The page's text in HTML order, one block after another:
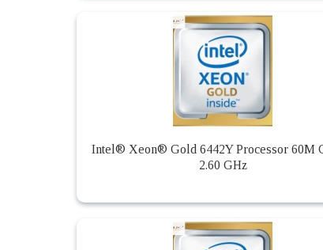
Intel® Xeon® Gold 6442Y Processor 60M
2.60 GHz